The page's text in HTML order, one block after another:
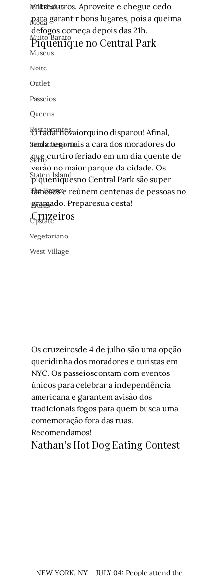
Milkshakes
Moda
Muito Barato
Museus
Noite
Outlet
Passeios
Queens
Restaurantes
Sem categoria
SoHo
Staten Island
The Bronx
Trufas
Upstate
Vegetariano
West Village
entreoutros. Aproveite e chegue cedo
para garantir bons lugares, pois a queima
defogos começa depois das 21h.
Piquenique no Central Park
O radarnovaiorquino disparou! Afinal,
nada tem mais a cara dos moradores do
que curtiro feriado em um dia quente de
verão no maior parque da cidade. Os
piqueniquesno Central Park são super
famosos e reúnem centenas de pessoas no
gramado. Preparesua cesta!
Cruzeiros
Os cruzeirosde 4 de julho são uma opção
queridinha dos moradores e turistas em
NYC. Os passeioscontam com eventos
únicos para celebrar a independência
americana e garantem avisão dos
tradicionais fogos para quem busca uma
comemoração fora das ruas.
Recomendamos!
Nathan’s Hot Dog Eating Contest
NEW YORK, NY – JULY 04: People attend the